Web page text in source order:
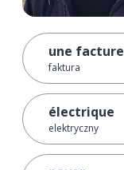
une facture
faktura
électrique
elektryczny